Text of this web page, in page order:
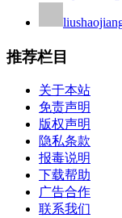
推荐栏目
关于本站
免责声明
版权声明
隐私条款
报毒说明
下载帮助
广告合作
联系我们